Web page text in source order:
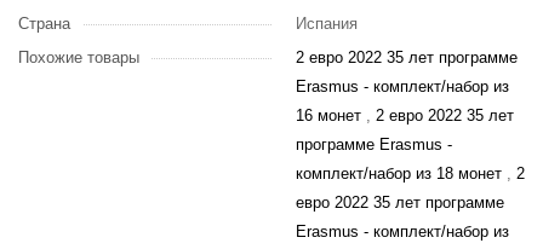
Страна
Испания
Похожие товары
2 евро 2022 35 лет программе
Erasmus - комплект/набор из
16 монет , 2 евро 2022 35 лет
программе Erasmus -
комплект/набор из 18 монет , 2
евро 2022 35 лет программе
Erasmus - комплект/набор из